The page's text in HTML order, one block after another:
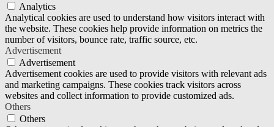
Analytics
Analytical cookies are used to understand how visitors interact with
the website. These cookies help provide information on metrics the
number of visitors, bounce rate, traffic source, etc.
Advertisement
Advertisement
Advertisement cookies are used to provide visitors with relevant ads
and marketing campaigns. These cookies track visitors across
websites and collect information to provide customized ads.
Others
Others